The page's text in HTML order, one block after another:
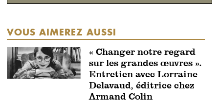
VOUS AIMEREZ AUSSI
« Changer notre regard
sur les grandes œuvres ».
Entretien avec Lorraine
Delavaud, éditrice chez
Armand Colin